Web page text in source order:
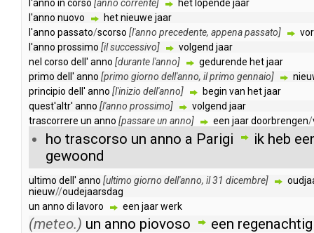
l'anno in corso [anno corrente] het lopende jaar
l'anno nuovo hetnieuwe jaar
l'anno passato/scorso [l'anno precedente, appenapassato]
l'anno prossimo [ilsuccessivo] volgend jaar
nel corso dell' anno [durantel'anno] gedurende hetjaar
primo dell' anno [primo giorno dell'anno, ilprimo gennaio]
principio dell' anno [l'inizio dell'anno] begin van hetjaar
quest'altr' anno [l'anno prossimo] volgend jaar
trascorrere un anno [passareun anno] een jaardoorbrengen/
ho trascorso un anno a Parigi ik heb
gewoond
ultimo dell' anno [ultimo giorno dell'anno, il31 dicembre]
nieuw//oudejaarsdag
un anno di lavoro een jaarwerk
(meteo.) un anno piovoso een regenachtig